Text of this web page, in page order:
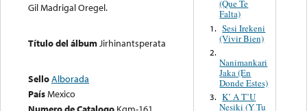
Gil Madrigal Oregel.
Título del álbumJirhinantsperata
SelloAlborada
PaísMexico
(Que Te
Falta)
1. Sesi Irekeni
(Vivir Bien)
2.
Nanimankari
Jaka (En
Donde Estes)
3. K’ A T’U
Nesiki (Y Tu